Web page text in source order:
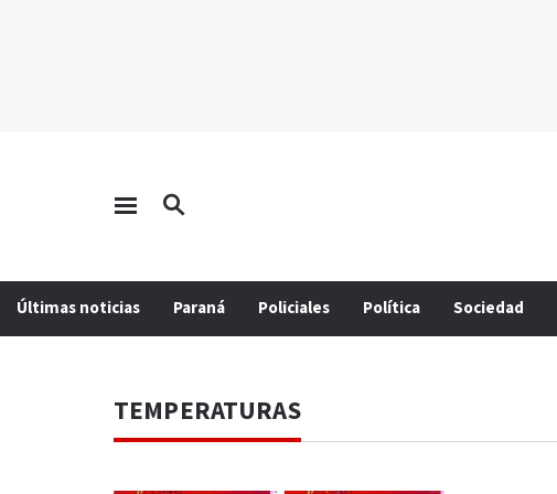
Últimas noticias Paraná Policiales Política Sociedad
TEMPERATURAS